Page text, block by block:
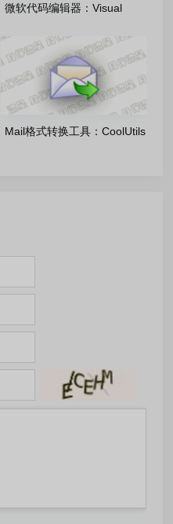
微软代码编辑器：Visual
式版
Mail格式转换工具：CoolUtils